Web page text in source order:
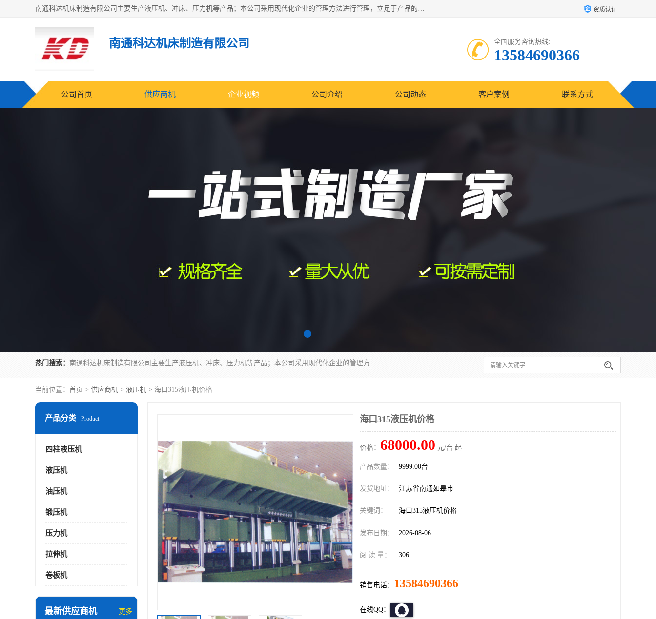
南通科达机床制造有限公司主要生产液压机、冲床、压力机等产品；本公司采用现代化企业的管理方法进行管理，立足于产品的质量管理，以优秀的品质、新颖的设计、合理的价格、完善的服务赢得广大客户的充分信赖和良好的口碑。领导层将运用科学管理方法及长期积累下来的经验和广泛领域吸取来新的技术不断调整产品结构，为市场提供精良的各类机械设备。企业将坚持与国内外各界朋友，真诚合作，共创辉煌。 资质认证
南通科达机床制造有限公司 全国服务咨询热线:
13584690366
公司首页 供应商机 企业视频 公司介绍 公司动态 客户案例 联系方式
热门搜索： 南通科达机床制造有限公司主要生产液压机、冲床、压力机等产品；本公司采用现代化企业的管理方法进行管理，立足于产品的质量管理，以优秀的品质、新颖的设计、合理的价格、完善的服务赢得广大客户的充分信赖和良好的口碑。领导层将运用科学管理方法及长期积累下来的经验和广泛领域吸取来新的技术不断调整产品结构，为市场提供精良的各类机械设备。企业将坚持与国内外各界朋友，真诚合作，共创辉煌。
当前位置： 首页 > 供应商机 > 液压机 > 海口315液压机价格
产品分类 Product
四柱液压机
液压机
油压机
锻压机
压力机
拉伸机
卷板机
最新供应商机 更多
海口315液压机价格
价格： 68000.00 元/台 起
产品数量： 9999.00台
发货地址： 江苏省南通如皋市
关键词： 海口315液压机价格
发布日期： 2026-08-06
阅 读 量： 306
销售电话： 13584690366
在线QQ：